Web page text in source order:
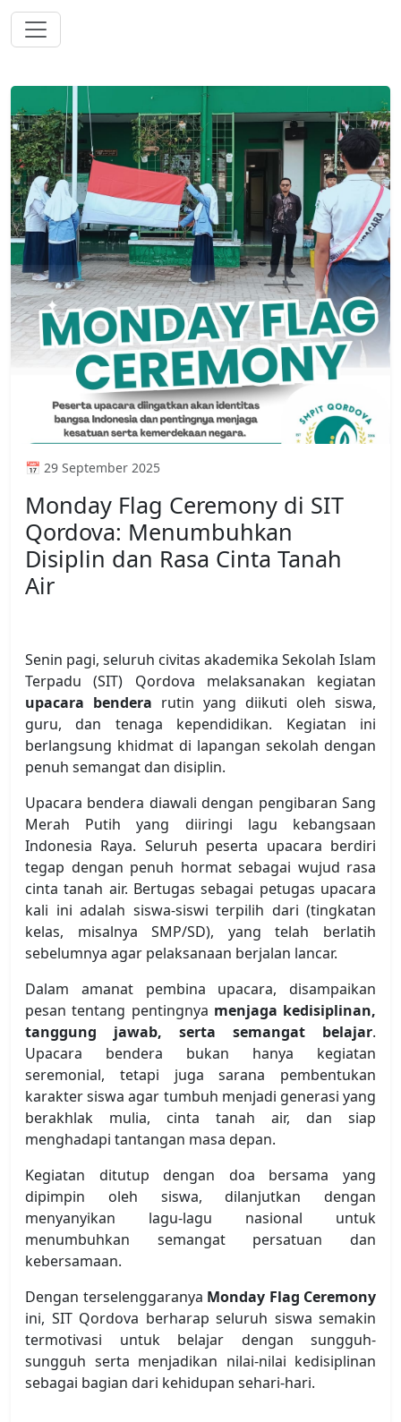
📅 29 September 2025
Monday Flag Ceremony di SIT
Qordova: Menumbuhkan
Disiplin dan Rasa Cinta Tanah
Air
Senin pagi, seluruh civitas akademika Sekolah Islam
Terpadu (SIT) Qordova melaksanakan kegiatan
upacara bendera rutin yang diikuti oleh siswa,
guru, dan tenaga kependidikan. Kegiatan ini
berlangsung khidmat di lapangan sekolah dengan
penuh semangat dan disiplin.
Upacara bendera diawali dengan pengibaran Sang
Merah Putih yang diiringi lagu kebangsaan
Indonesia Raya. Seluruh peserta upacara berdiri
tegap dengan penuh hormat sebagai wujud rasa
cinta tanah air. Bertugas sebagai petugas upacara
kali ini adalah siswa-siswi terpilih dari (tingkatan
kelas, misalnya SMP/SD), yang telah berlatih
sebelumnya agar pelaksanaan berjalan lancar.
Dalam amanat pembina upacara, disampaikan
pesan tentang pentingnya menjaga kedisiplinan,
tanggung jawab, serta semangat belajar.
Upacara bendera bukan hanya kegiatan
seremonial, tetapi juga sarana pembentukan
karakter siswa agar tumbuh menjadi generasi yang
berakhlak mulia, cinta tanah air, dan siap
menghadapi tantangan masa depan.
Kegiatan ditutup dengan doa bersama yang
dipimpin oleh siswa, dilanjutkan dengan
menyanyikan lagu-lagu nasional untuk
menumbuhkan semangat persatuan dan
kebersamaan.
Dengan terselenggaranya Monday Flag Ceremony
ini, SIT Qordova berharap seluruh siswa semakin
termotivasi untuk belajar dengan sungguh-
sungguh serta menjadikan nilai-nilai kedisiplinan
sebagai bagian dari kehidupan sehari-hari.